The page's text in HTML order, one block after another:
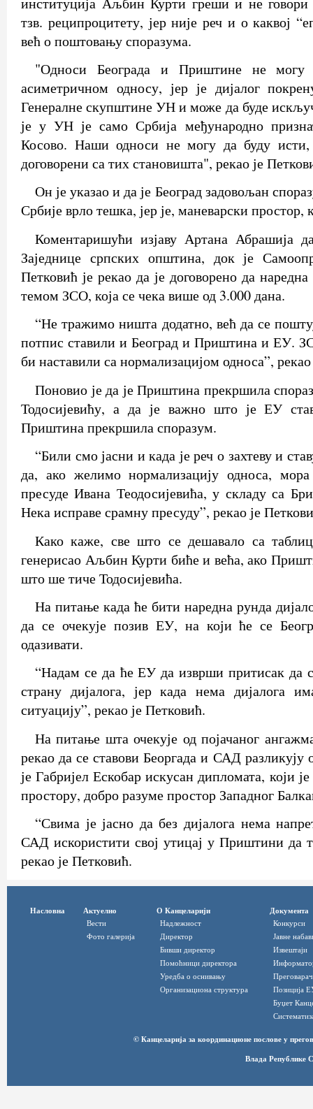
тзв. реципроцитету, јер није реч и о каквој
већ о поштовању споразума.
"Односи Београда и Приштине не могу
асиметричном односу, јер је дијалог
Генералне скупштине УН и може да буде
је у УН је само Србија међународно
Косово. Наши односи не могу да буду
договорени са тих становишта", рекао је
Он је указао и да је Београд задовољан
Србије врло тешка, јер је, маневарски простор,
Коментаришући изјаву Артана Абрашија
Заједнице српских општина, док је
Петковић је рекао да је договорено да
темом ЗСО, која се чека више од 3.000 дана.
“Не тражимо ништа додатно, већ да се
потпис ставили и Београд и Приштина и ЕУ.
би наставили са нормализацијом односа”,
Поновио је да је Приштина прекршила
Тодосијевићу, а да је важно што је ЕУ
Приштина прекршила споразум.
“Били смо јасни и када је реч о захтеву и
да, ако желимо нормализацију односа,
пресуде Ивана Теодосијевића, у складу са
Нека исправе срамну пресуду”, рекао је
Како каже, све што се дешавало са
генерисао Аљбин Курти биће и већа, ако
што ше тиче Тодосијевића.
На питање када ће бити наредна рунда
да се очекује позив ЕУ, на који ће се
одазивати.
“Надам се да ће ЕУ да изврши притисак да
страну дијалога, јер када нема дијалога
ситуацију”, рекао је Петковић.
На питање шта очекује од појачаног
рекао да се ставови Беоргада и САД
је Габријел Ескобар искусан дипломата, који
простору, добро разуме простор Западног
“Свима је јасно да без дијалога нема
САД искористити свој утицај у Приштини да
рекао је Петковић.
Насловна Актуелно
Вести
Фото галерија
О Канцеларији
Надлежност
Директор
Бивши директор
Помоћници директора
Уредба о оснивању
Организациона структура
Документа
Конкурси
Јавне
Извештаји
Позиција
Буџет
© Канцеларија за координационе послове у
Влада Републике